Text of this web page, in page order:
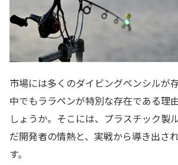
市場には多くのダイビングペンシルが
中でもララペンが特別な存在である理
しょうか。そこには、プラスチック製
だ開発者の情熱と、実戦から導き出さ
す。